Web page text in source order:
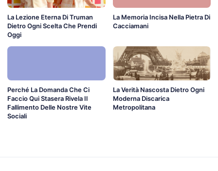
La Lezione Eterna Di Truman
Dietro Ogni Scelta Che Prendi
Oggi
La Memoria Incisa Nella Pietra Di
Cacciamani
Perché La Domanda Che Ci
Faccio Qui Stasera Rivela Il
Fallimento Delle Nostre Vite
Sociali
La Verità Nascosta Dietro Ogni
Moderna Discarica
Metropolitana